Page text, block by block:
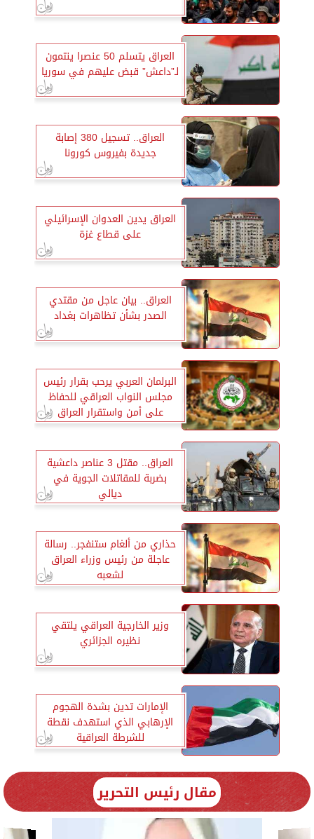
العراق يتسلم 50 عنصرا ينتمون
لـ”داعش” قبض عليهم في سوريا
العراق.. تسجيل 380 إصابة
جديدة بفيروس كورونا
العراق يدين العدوان الإسرائيلي
على قطاع غزة
العراق.. بيان عاجل من مقتدي
الصدر بشأن تظاهرات بغداد
البرلمان العربي يرحب بقرار رئيس
مجلس النواب العراقي للحفاظ
على أمن واستقرار العراق
العراق.. مقتل 3 عناصر داعشية
بضربة للمقاتلات الجوية في
ديالي
حذاري من ألغام ستنفجر.. رسالة
عاجلة من رئيس وزراء العراق
لشعبه
وزير الخارجية العراقي يلتقي
نظيره الجزائري
الإمارات تدين بشدة الهجوم
الإرهابي الذي استهدف نقطة
للشرطة العراقية
مقال رئيس التحرير